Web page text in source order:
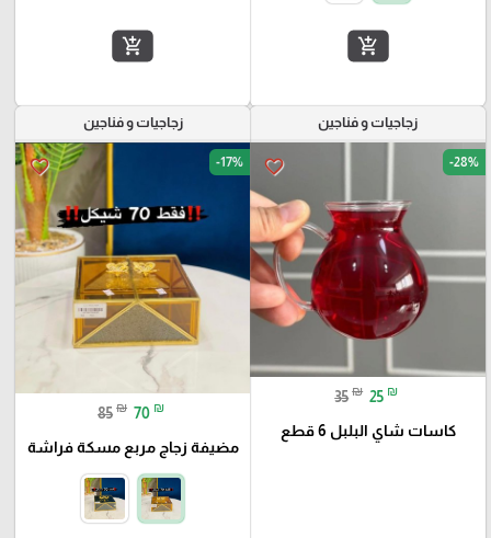
add_shopping_cart
add_shopping_cart
زجاجيات و فناجين
favorite_border -28%
35 ₪ 25 ₪
كاسات شاي البلبل 6 قطع
زجاجيات و فناجين
favorite_border -17%
85 ₪ 70 ₪
مضيفة زجاج مربع مسكة فراشة